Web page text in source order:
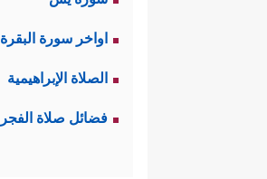
اواخر سورة البقرة
الصلاة الإبراهيمية
فضائل صلاة الفجر